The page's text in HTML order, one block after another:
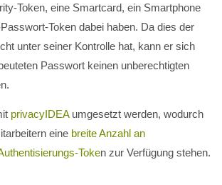
Token, eine Smartcard, ein Smartphone
Token dabei haben. Da dies der
unter seiner Kontrolle hat, kann er sich
Passwort keinen unberechtigten
privacyIDEAumgesetzt werden, wodurch
eine breite Anzahl an
Token zur Verfügung stehen.